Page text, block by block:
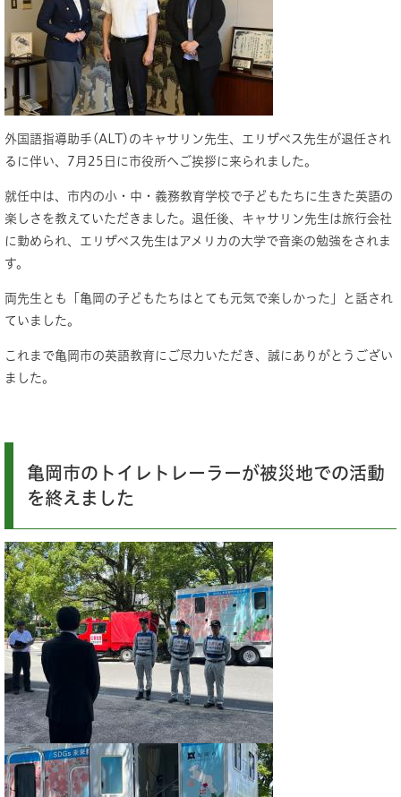
外国語指導助手(ALT)のキャサリン先生、エリザベス先生が退任され
るに伴い、7月25日に市役所へご挨拶に来られました。
就任中は、市内の小・中・義務教育学校で子どもたちに生きた英語の
楽しさを教えていただきました。退任後、キャサリン先生は旅行会社
に勤められ、エリザベス先生はアメリカの大学で音楽の勉強をされま
す。
両先生とも「亀岡の子どもたちはとても元気で楽しかった」と話され
ていました。
これまで亀岡市の英語教育にご尽力いただき、誠にありがとうござい
ました。
亀岡市のトイレトレーラーが被災地での活動
を終えました